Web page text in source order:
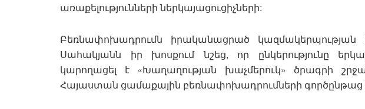
առաքելությունների ներկայացուցիչների:
Բեռնափոխադրումն իրականացրած կազմակերպության
Սահակյանն իր խոսքում նշեց, որ ընկերությունը
կարողացել է «Խաղաղության խաչմերուկ» ծրագրի
Հայաստան ցամաքային բեռնափոխադրումների գործընթաց